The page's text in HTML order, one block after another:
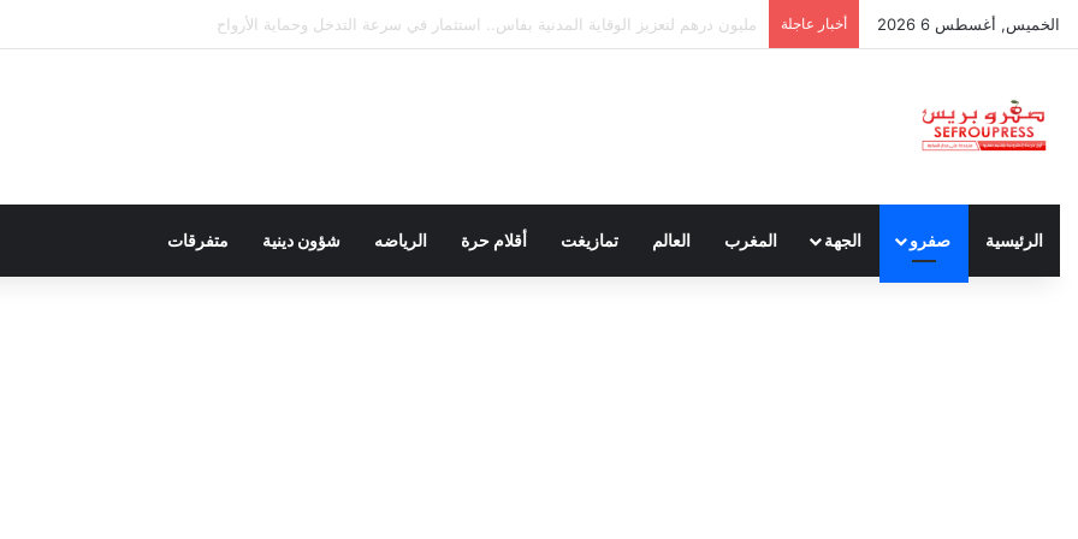
الخميس, أغسطس 6 2026 أخبار عاجلة مختبر الشرطة العلمية المغربي ينال الاعتماد الدولي في جميع تخصصاته
الرئيسية صفرو الجهة المغرب العالم تمازيغت أقلام حرة الرياضه شؤون دينية متفرقات